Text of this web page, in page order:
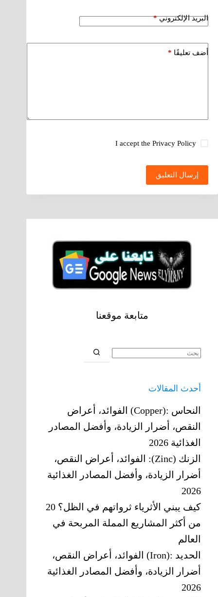
البريد الإلكتروني*
أضف تعليقًا *
I accept the Privacy Policy
إرسال التعليق
متابعة موقعنا
أحدث المقالات
النحاس‎ (Copper): ‎الفوائد، أعراض
النقص، أضرار الزيادة، وأفضل المصادر
الغذائية 2026
الزنك (Zinc): الفوائد، أعراض النقص،
أضرار الزيادة، وأفضل المصادر الغذائية
2026
كيف يبني الأثرياء ثرواتهم في الظل؟ 20
من أكثر المشاريع المملة المربحة في
العالم
الحديد‎ (Iron): ‎الفوائد، أعراض النقص،
أضرار الزيادة، وأفضل المصادر الغذائية
2026